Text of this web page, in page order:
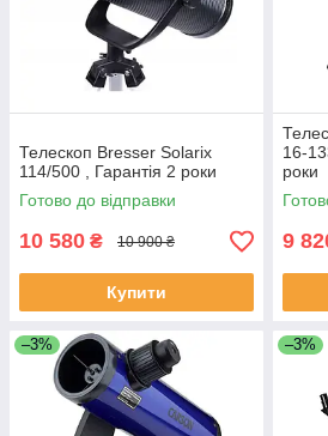
Телескоп Bresser Solarix
114/500 , Гарантія 2 роки
Готово до відправки
10 580 ₴ 10 900 ₴
Купити
16-
роки
9
–3% –3%